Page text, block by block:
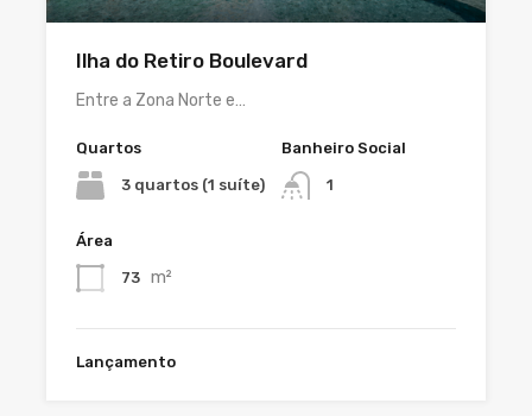
Ilha do Retiro Boulevard
Entre a Zona Norte e…
Quartos
3 quartos (1 suíte)
Banheiro Social
1
Área
73 m²
Lançamento